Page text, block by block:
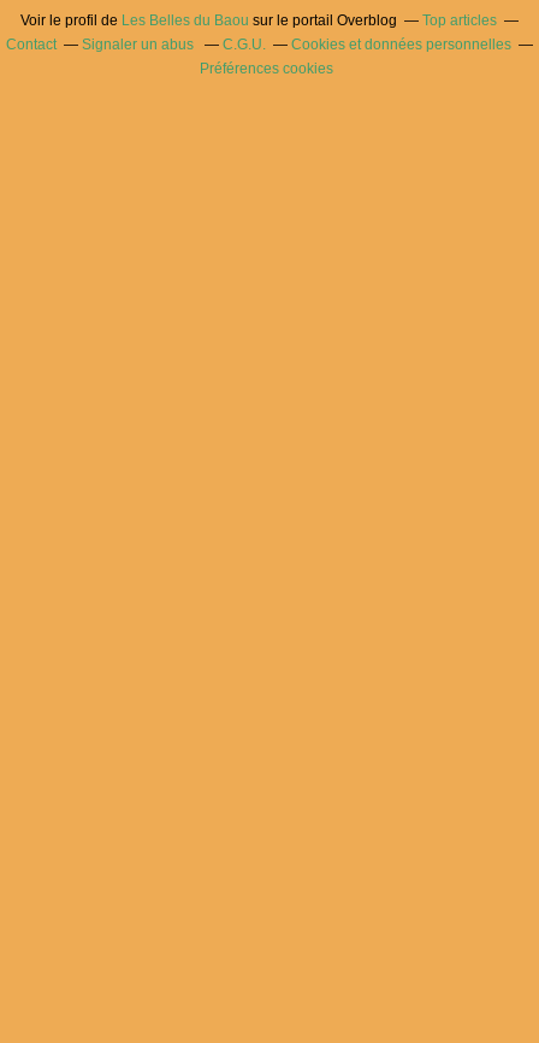
Voir le profil de Les Belles du Baou sur le portail Overblog
Top articles
Contact
Signaler un abus C.G.U.
Cookies et données personnelles
Préférences cookies